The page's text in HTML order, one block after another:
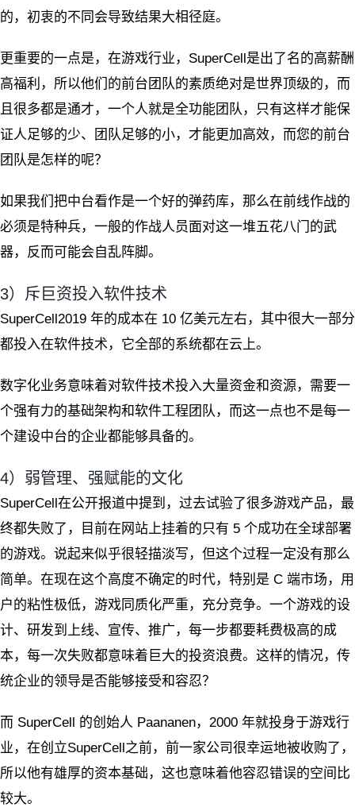
的，初衷的不同会导致结果大相径庭。
更重要的一点是，在游戏行业，SuperCell是出了名的高薪酬
高福利，所以他们的前台团队的素质绝对是世界顶级的，而
且很多都是通才，一个人就是全功能团队，只有这样才能保
证人足够的少、团队足够的小，才能更加高效，而您的前台
团队是怎样的呢？
如果我们把中台看作是一个好的弹药库，那么在前线作战的
必须是特种兵，一般的作战人员面对这一堆五花八门的武
器，反而可能会自乱阵脚。
3）斥巨资投入软件技术
SuperCell2019 年的成本在 10 亿美元左右，其中很大一部分
都投入在软件技术，它全部的系统都在云上。
数字化业务意味着对软件技术投入大量资金和资源，需要一
个强有力的基础架构和软件工程团队，而这一点也不是每一
个建设中台的企业都能够具备的。
4）弱管理、强赋能的文化
SuperCell在公开报道中提到，过去试验了很多游戏产品，最
终都失败了，目前在网站上挂着的只有 5 个成功在全球部署
的游戏。说起来似乎很轻描淡写，但这个过程一定没有那么
简单。在现在这个高度不确定的时代，特别是 C 端市场，用
户的粘性极低，游戏同质化严重，充分竞争。一个游戏的设
计、研发到上线、宣传、推广，每一步都要耗费极高的成
本，每一次失败都意味着巨大的投资浪费。这样的情况，传
统企业的领导是否能够接受和容忍？
而 SuperCell 的创始人 Paananen，2000 年就投身于游戏行
业，在创立SuperCell之前，前一家公司很幸运地被收购了，
所以他有雄厚的资本基础，这也意味着他容忍错误的空间比
较大。